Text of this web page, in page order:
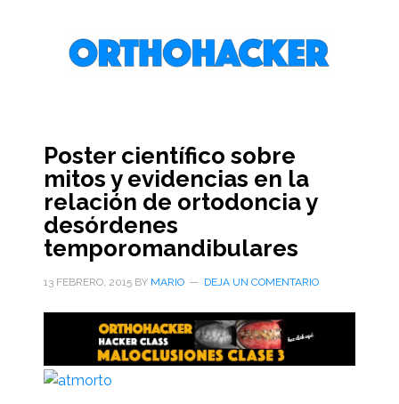
Poster científico sobre
mitos y evidencias en la
relación de ortodoncia y
desórdenes
temporomandibulares
13 FEBRERO, 2015BY MARIO DEJA UN COMENTARIO